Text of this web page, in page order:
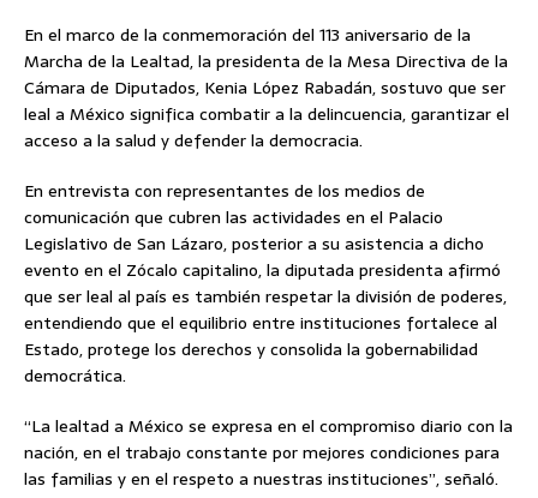
En el marco de la conmemoración del 113 aniversario de la
Marcha de la Lealtad, la presidenta de la Mesa Directiva de la
Cámara de Diputados, Kenia López Rabadán, sostuvo que ser
leal a México significa combatir a la delincuencia, garantizar el
acceso a la salud y defender la democracia.
En entrevista con representantes de los medios de
comunicación que cubren las actividades en el Palacio
Legislativo de San Lázaro, posterior a su asistencia a dicho
evento en el Zócalo capitalino, la diputada presidenta afirmó
que ser leal al país es también respetar la división de poderes,
entendiendo que el equilibrio entre instituciones fortalece al
Estado, protege los derechos y consolida la gobernabilidad
democrática.
“La lealtad a México se expresa en el compromiso diario con la
nación, en el trabajo constante por mejores condiciones para
las familias y en el respeto a nuestras instituciones”, señaló.